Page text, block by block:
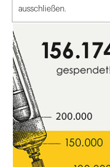
ausschließen.